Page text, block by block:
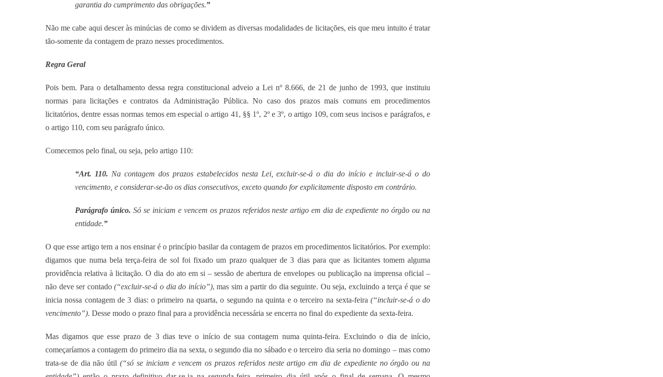
garantia do cumprimento das obrigações.”
Não me cabe aqui descer às minúcias de como se dividem as diversas modalidades de licitações, eis que meu intuito é tratar
tão-somente da contagem de prazo nesses procedimentos.
Regra Geral
Pois bem. Para o detalhamento dessa regra constitucional adveio a Lei nº 8.666, de 21 de junho de 1993, que instituiu
normas para licitações e contratos da Administração Pública. No caso dos prazos mais comuns em procedimentos
licitatórios, dentre essas normas temos em especial o artigo 41, §§ 1º, 2º e 3º, o artigo 109, com seus incisos e parágrafos, e
o artigo 110, com seu parágrafo único.
Comecemos pelo final, ou seja, pelo artigo 110:
“Art. 110. Na contagem dos prazos estabelecidos nesta Lei, excluir-se-á o dia do início e incluir-se-á o do
vencimento, e considerar-se-ão os dias consecutivos, exceto quando for explicitamente disposto em contrário.
Parágrafo único. Só se iniciam e vencem os prazos referidos neste artigo em dia de expediente no órgão ou na
entidade.”
O que esse artigo tem a nos ensinar é o princípio basilar da contagem de prazos em procedimentos licitatórios. Por exemplo:
digamos que numa bela terça-feira de sol foi fixado um prazo qualquer de 3 dias para que as licitantes tomem alguma
providência relativa à licitação. O dia do ato em si – sessão de abertura de envelopes ou publicação na imprensa oficial –
não deve ser contado(“excluir-se-á o dia do início”), mas sim a partir do dia seguinte. Ou seja, excluindo a terça é que se
inicia nossa contagem de 3 dias: o primeiro na quarta, o segundo na quinta e o terceiro na sexta-feira(“incluir-se-á o do
vencimento”). Desse modo o prazo final para a providência necessária se encerra no final do expediente da sexta-feira.
Mas digamos que esse prazo de 3 dias teve o início de sua contagem numa quinta-feira. Excluindo o dia de início,
começaríamos a contagem do primeiro dia na sexta, o segundo dia no sábado e o terceiro dia seria no domingo – mas como
trata-se de dia não útil(“só se iniciam e vencem os prazos referidos neste artigo em dia de expediente no órgão ou na